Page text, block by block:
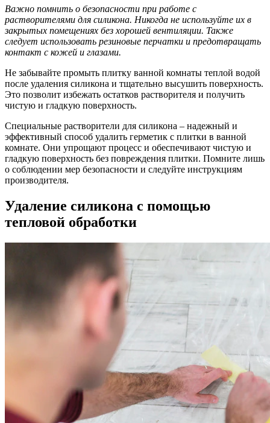
Важно помнить о безопасности при работе с
растворителями для силикона. Никогда не используйте их в
закрытых помещениях без хорошей вентиляции. Также
следует использовать резиновые перчатки и предотвращать
контакт с кожей и глазами.
Не забывайте промыть плитку ванной комнаты теплой водой
после удаления силикона и тщательно высушить поверхность.
Это позволит избежать остатков растворителя и получить
чистую и гладкую поверхность.
Специальные растворители для силикона – надежный и
эффективный способ удалить герметик с плитки в ванной
комнате. Они упрощают процесс и обеспечивают чистую и
гладкую поверхность без повреждения плитки. Помните лишь
о соблюдении мер безопасности и следуйте инструкциям
производителя.
Удаление силикона с помощью
тепловой обработки